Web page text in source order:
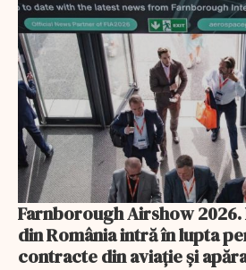
Farnborough Airshow
din România intră în lupta
contracte din aviație și